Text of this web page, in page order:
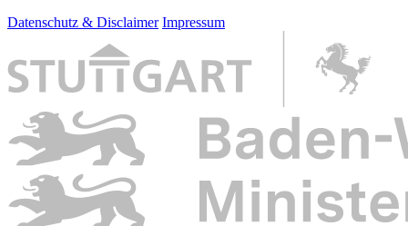
Datenschutz & Disclaimer Impressum